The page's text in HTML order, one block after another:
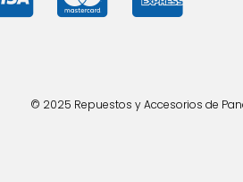
© 2025 Repuestos y Accesorios de